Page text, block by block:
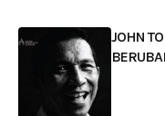
JOHN